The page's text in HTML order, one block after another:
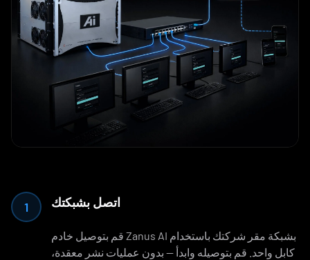
1 اتصل بشبكتك
قم بتوصيل خادم Zanus AI بشبكة مقر شركتك باستخدام
كابل واحد. قم بتوصيله وابدأ — بدون عمليات نشر معقدة،